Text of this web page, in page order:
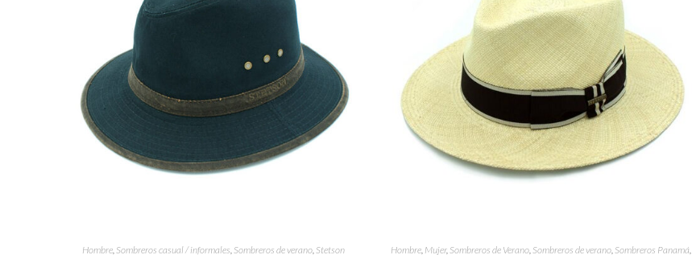
Hombre, Sombreros casual / informales, Sombreros de verano, Stetson Hombre, Mujer, Sombreros de Verano, Sombreros de verano, Sombreros Panamá,